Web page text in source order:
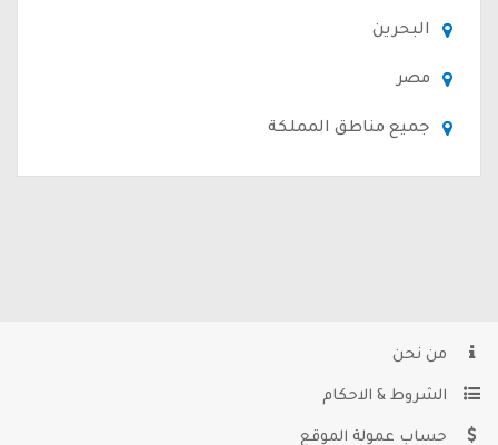
البحرين
مصر
جميع مناطق المملكة
من نحن
الشروط & الاحكام
حساب عمولة الموقع